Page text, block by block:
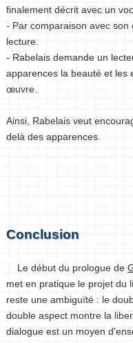
finalement décrit avec un
- Par comparaison avec
lecture.
- Rabelais demande un
apparences la beauté et les
œuvre.
Ainsi, Rabelais veut
delà des apparences.
Conclusion
Le début du prologue de
met en pratique le projet du
reste une ambiguïté : le
double aspect montre la
dialogue est un moyen